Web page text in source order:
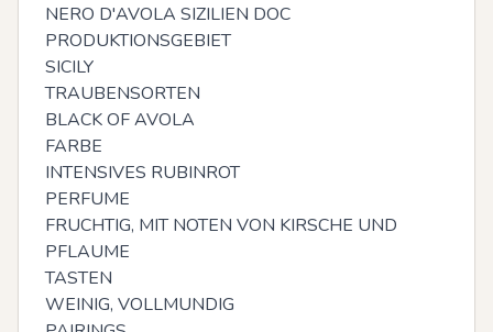
NERO D'AVOLA SIZILIEN DOC
PRODUKTIONSGEBIET
SICILY
TRAUBENSORTEN
BLACK OF AVOLA
FARBE
INTENSIVES RUBINROT
PERFUME
FRUCHTIG, MIT NOTEN VON KIRSCHE UND
PFLAUME
TASTEN
WEINIG, VOLLMUNDIG